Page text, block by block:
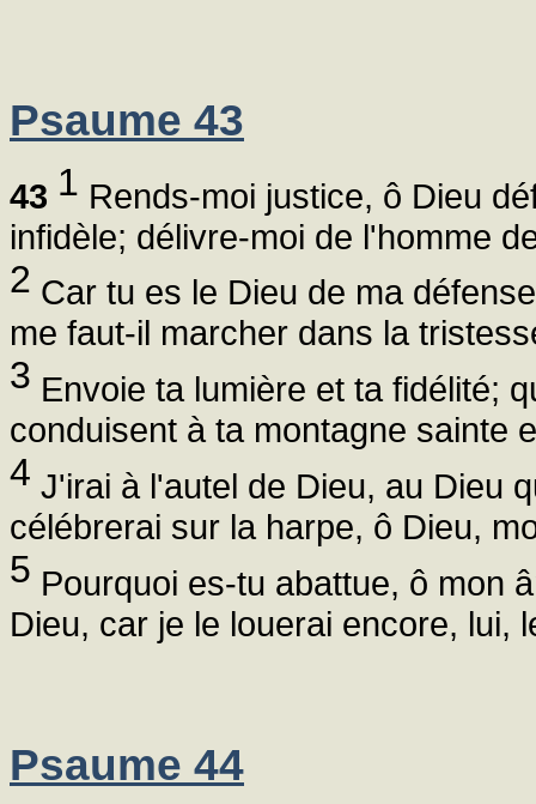
Psaume 43
43 1 Rends-moi justice, ô Dieu
infidèle; délivre-moi de l'homme
2 Car tu es le Dieu de ma
me faut-il marcher dans la
3 Envoie ta lumière et ta fidélité;
conduisent à ta montagne sainte
4 J'irai à l'autel de Dieu, au Dieu
célébrerai sur la harpe, ô Dieu,
5 Pourquoi es-tu abattue, ô mon
Dieu, car je le louerai encore, lui,
Psaume 44